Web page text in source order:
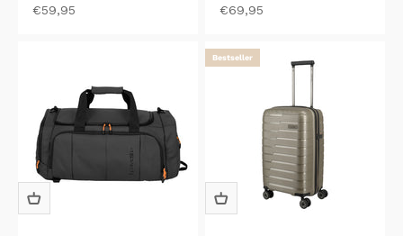
Aanbiedingsprijs
€59,95
Aanbiedingsprijs
€69,95
Bestseller